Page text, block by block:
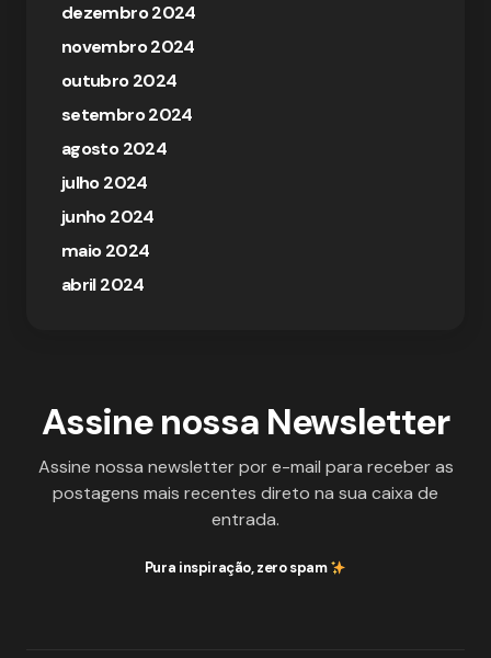
dezembro 2024
novembro 2024
outubro 2024
setembro 2024
agosto 2024
julho 2024
junho 2024
maio 2024
abril 2024
Assine nossa Newsletter
Assine nossa newsletter por e-mail para receber as
postagens mais recentes direto na sua caixa de
entrada.
Pura inspiração, zero spam